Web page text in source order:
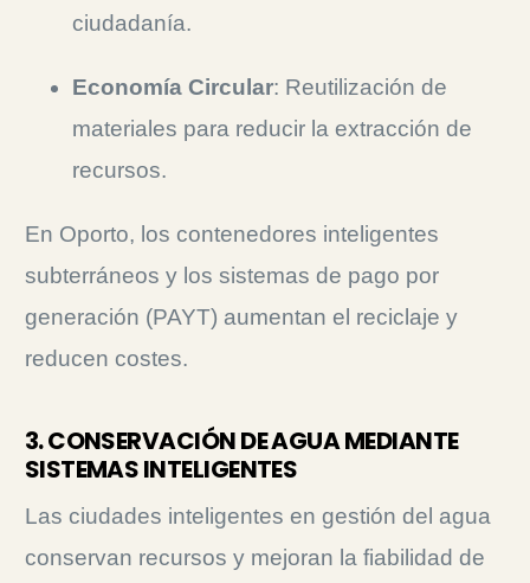
ciudadanía.
Economía Circular: Reutilización de
materiales para reducir la extracción de
recursos.
En Oporto, los contenedores inteligentes
subterráneos y los sistemas de pago por
generación (PAYT) aumentan el reciclaje y
reducen costes.
3. CONSERVACIÓN DE AGUA MEDIANTE
SISTEMAS INTELIGENTES
Las ciudades inteligentes en gestión del agua
conservan recursos y mejoran la fiabilidad de